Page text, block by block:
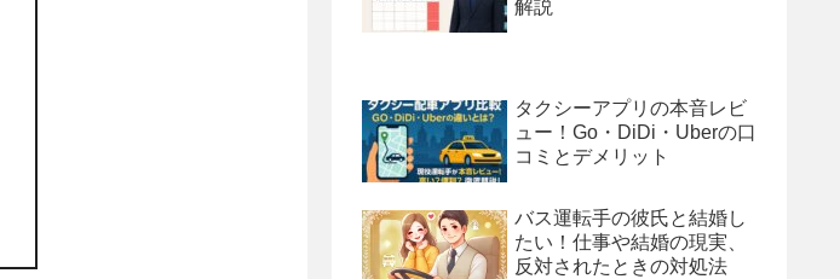
解説
タクシーアプリの本音レビ
ュー！Go・DiDi・Uberの口
コミとデメリット
バス運転手の彼氏と結婚し
たい！仕事や結婚の現実、
反対されたときの対処法